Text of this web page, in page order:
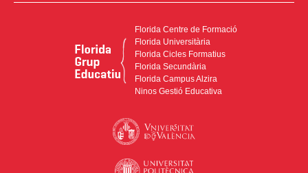
Florida Centre de Formació
Florida Universitària
Florida Cicles Formatius
Florida Secundària
Florida Campus Alzira
Ninos Gestió Educativa